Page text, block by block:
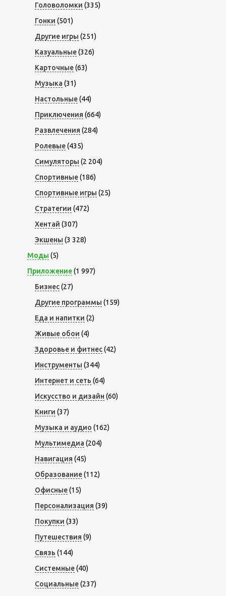
Головоломки (335)
Гонки (501)
Другие игры (251)
Казуальные(326)
Карточные(63)
Музыка (31)
Настольные(44)
Приключения (664)
Развлечения (284)
Ролевые(435)
Симуляторы (2 204)
Спортивные(186)
Спортивные игры (25)
Стратегии (472)
Хентай (307)
Экшены (3 328)
Моды (5)
Приложение(1 997)
Бизнес(27)
Другие программы (159)
Еда и напитки (2)
Живые обои (4)
Здоровье и фитнес(42)
Инструменты (344)
Интернет и сеть (64)
Искусство и дизайн (60)
Книги (37)
Музыка и аудио (162)
Мультимедиа (204)
Навигация (45)
Образование(112)
Офисные(15)
Персонализация (39)
Покупки (33)
Путешествия (9)
Связь (144)
Системные(40)
Социальные(237)